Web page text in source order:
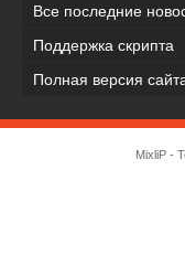
Все последние
Поддержка скрипта
Полная версия
MixliP -